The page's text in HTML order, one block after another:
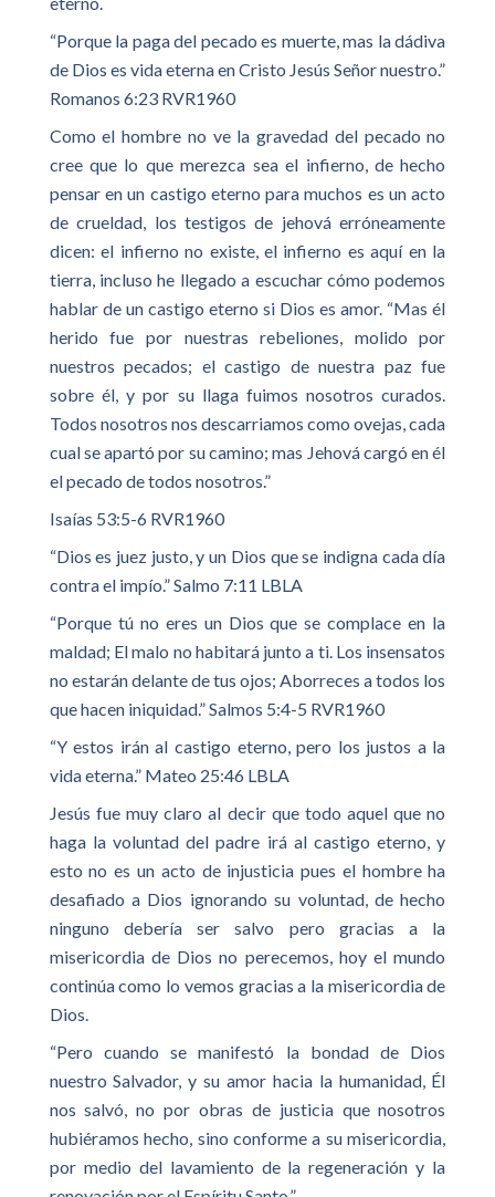
“Porque la paga del pecado es muerte, mas la dádiva
de Dios es vida eterna en Cristo Jesús Señor nuestro.”
Romanos 6:23 RVR1960
Como el hombre no ve la gravedad del pecado no
cree que lo que merezca sea el infierno, de hecho
pensar en un castigo eterno para muchos es un acto
de crueldad, los testigos de jehová erróneamente
dicen: el infierno no existe, el infierno es aquí en la
tierra, incluso he llegado a escuchar cómo podemos
hablar de un castigo eterno si Dios es amor. “Mas él
herido fue por nuestras rebeliones, molido por
nuestros pecados; el castigo de nuestra paz fue
sobre él, y por su llaga fuimos nosotros curados.
Todos nosotros nos descarriamos como ovejas, cada
cual se apartó por su camino; mas Jehová cargó en él
el pecado de todos nosotros.”
Isaías 53:5-6 RVR1960
“Dios es juez justo, y un Dios que se indigna cada día
contra el impío.” Salmo 7:11 LBLA
“Porque tú no eres un Dios que se complace en la
maldad; El malo no habitará junto a ti. Los insensatos
no estarán delante de tus ojos; Aborreces a todos los
que hacen iniquidad.” Salmos 5:4-5 RVR1960
“Y estos irán al castigo eterno, pero los justos a la
vida eterna.” Mateo 25:46 LBLA
Jesús fue muy claro al decir que todo aquel que no
haga la voluntad del padre irá al castigo eterno, y
esto no es un acto de injusticia pues el hombre ha
desafiado a Dios ignorando su voluntad, de hecho
ninguno debería ser salvo pero gracias a la
misericordia de Dios no perecemos, hoy el mundo
continúa como lo vemos gracias a la misericordia de
Dios.
“Pero cuando se manifestó la bondad de Dios
nuestro Salvador, y su amor hacia la humanidad, Él
nos salvó, no por obras de justicia que nosotros
hubiéramos hecho, sino conforme a su misericordia,
por medio del lavamiento de la regeneración y la